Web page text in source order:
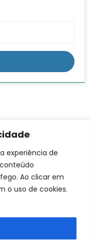
experiência de
Ao clicar em
o uso de cookies.
da
LGPD